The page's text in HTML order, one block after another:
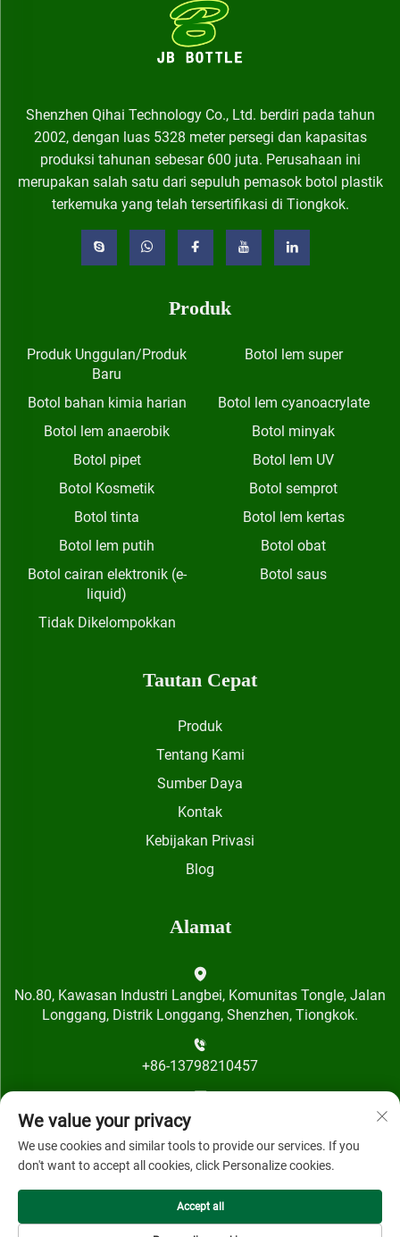
Shenzhen Qihai Technology Co., Ltd. berdiri pada tahun
2002, dengan luas 5328 meter persegi dan kapasitas
produksi tahunan sebesar 600 juta. Perusahaan ini
merupakan salah satu dari sepuluh pemasok botol plastik
terkemuka yang telah tersertifikasi di Tiongkok.
Produk
Produk Unggulan/Produk
Baru
Botol lem super
Botol bahan kimia harian
Botol lem cyanoacrylate
Botol lem anaerobik
Botol minyak
Botol pipet
Botol lem UV
Botol Kosmetik
Botol semprot
Botol tinta
Botol lem kertas
Botol lem putih
Botol obat
Botol cairan elektronik (e-
liquid)
Botol saus
Tidak Dikelompokkan
Tautan Cepat
Produk
Tentang Kami
Sumber Daya
Kontak
Kebijakan Privasi
Blog
Alamat
No.80, Kawasan Industri Langbei, Komunitas Tongle, Jalan
Longgang, Distrik Longgang, Shenzhen, Tiongkok.
+86-13798210457
[email protected]
We value your privacy
We use cookies and similar tools to provide our services. If you
don't want to accept all cookies, click Personalize cookies.
Accept all